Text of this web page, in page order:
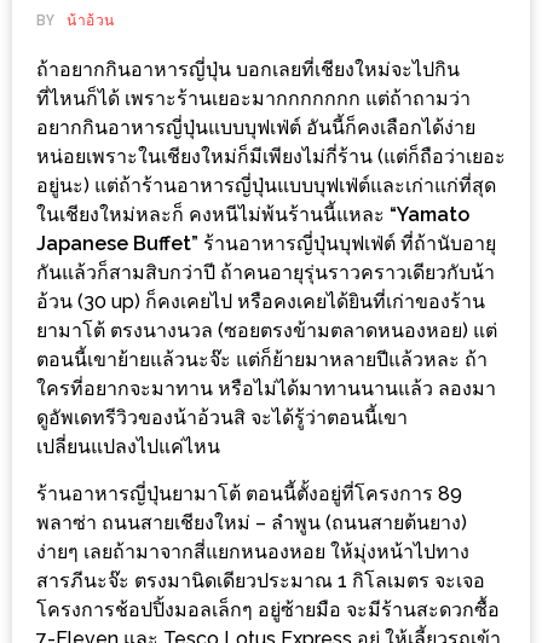
ร้าน
พ่อ
ค้า
แซ่บ
แม่ค้า
สวย
ร้าน
รวย
เสน่ห์
ของ
เชียงใหม่
ที่
ไป
ลอง
16
BY น้าอ้วน
ถ้าอยากกินอาหารญี่ปุ่น บอกเลยที่เชียงใหม่จะไปกิน
ที่ไหนก็ได้ เพราะร้านเยอะมากกกกกกก แต่ถ้าถามว่า
อยากกินอาหารญี่ปุ่นแบบบุฟเฟ่ต์ อันนี้ก็คงเลือกได้ง่าย
หน่อยเพราะในเชียงใหม่ก็มีเพียงไม่กี่ร้าน (แต่ก็ถือว่าเยอะ
อยู่นะ) แต่ถ้าร้านอาหารญี่ปุ่นแบบบุฟเฟ่ต์และเก่าแก่ที่สุด
ในเชียงใหม่หละก็ คงหนีไม่พ้นร้านนี้แหละ “Yamato
Japanese Buffet” ร้านอาหารญี่ปุ่นบุฟเฟ่ต์ ที่ถ้านับอายุ
กันแล้วก็สามสิบกว่าปี ถ้าคนอายุรุ่นราวคราวเดียวกับน้า
อ้วน (30 up) ก็คงเคยไป หรือคงเคยได้ยินที่เก่าของร้าน
ยามาโต้ ตรงนางนวล (ซอยตรงข้ามตลาดหนองหอย) แต่
ตอนนี้เขาย้ายแล้วนะจ๊ะ แต่ก็ย้ายมาหลายปีแล้วหละ ถ้า
ใครที่อยากจะมาทาน หรือไม่ได้มาทานนานแล้ว ลองมา
ดูอัพเดทรีวิวของน้าอ้วนสิ จะได้รู้ว่าตอนนี้เขา
เปลี่ยนแปลงไปแค่ไหน
ร้านอาหารญี่ปุ่นยามาโต้ ตอนนี้ตั้งอยู่ที่โครงการ 89
พลาซ่า ถนนสายเชียงใหม่ – ลำพูน (ถนนสายต้นยาง)
ง่ายๆ เลยถ้ามาจากสี่แยกหนองหอย ให้มุ่งหน้าไปทาง
สารภีนะจ๊ะ ตรงมานิดเดียวประมาณ 1 กิโลเมตร จะเจอ
โครงการช้อปปิ้งมอลเล็กๆ อยู่ซ้ายมือ จะมีร้านสะดวกซื้อ
7-Eleven และ Tesco Lotus Express อยู่ ให้เลี้ยวรถเข้า